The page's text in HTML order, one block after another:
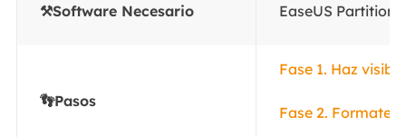
⚒️Software Necesario EaseUS Partition
👣Pasos
Fase 1. Haz
Fase 2.